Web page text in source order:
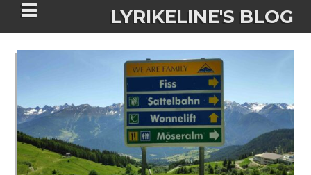
LYRIKELINE'S BLOG
Tania Morgan's Blog über alles, was
sie im Leben bewegt.
ÜBER DIE AUTORIN